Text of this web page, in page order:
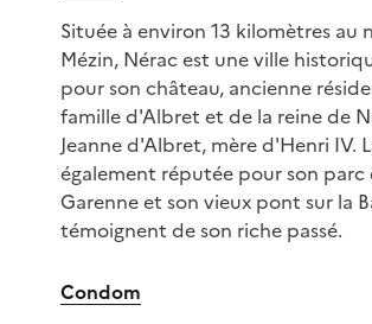
Située à environ 13 kilomètres au
Mézin, Nérac est une ville
pour son château, ancienne
famille d'Albret et de la reine de
Jeanne d'Albret, mère d'Henri IV.
également réputée pour son parc
Garenne et son vieux pont sur la
témoignent de son riche passé.
Condom